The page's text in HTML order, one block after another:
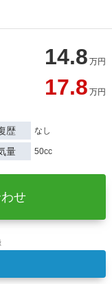
14.8 万円
17.8 万円
歴 なし
量 50cc
せ